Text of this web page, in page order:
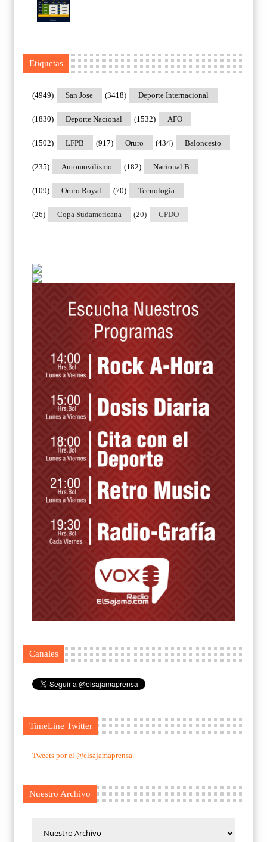
Etiquetas
San Jose
(4949) Deporte Internacional
(3418)
Deporte Nacional
(1830) AFO
(1532)
LFPB
(1502) Oruro
(917) Baloncesto
(434)
Automovilismo
(235) Nacional B
(182)
Oruro Royal
(109) Tecnologia
(70)
Copa Sudamericana
(26) CPDO
(20)
Canales
TimeLine Twitter
Tweets por el @elsajamaprensa.
Nuestro Archivo